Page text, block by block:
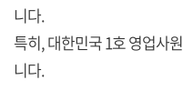
니다.
특히, 대한민국 1호 영업사
니다.